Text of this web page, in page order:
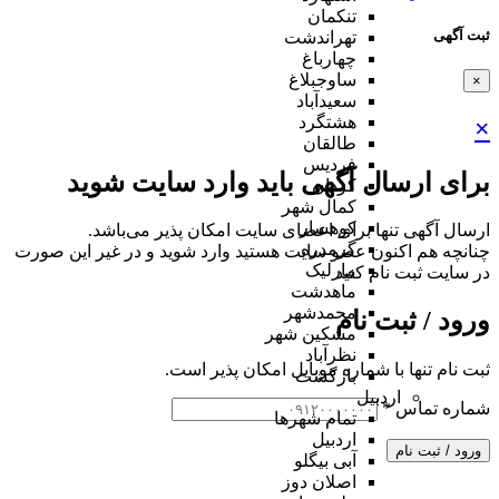
ثبت آگهی
×
×
برای ارسال آگهی باید وارد سایت شوید
ارسال آگهی تنها برای اعضای سایت امکان پذیر می‌باشد.
چنانچه هم‌ اکنون عضو سایت هستید وارد شوید و در غیر این صورت
در سایت ثبت نام کنید
ورود / ثبت نام
ثبت نام تنها با شماره موبایل امکان پذیر است.
شماره تماس*
ورود / ثبت نام
تنکمان
تهراندشت
چهارباغ
ساوجبلاغ
سعیدآباد
هشتگرد
طالقان
فردیس
کردان
کمال شهر
کوهسار
گرمدره
مارلیک
ماهدشت
محمدشهر
مشکین شهر
نظرآباد
بازگشت
اردبیل
تمام شهر‌ها
اردبیل
آبی بیگلو
اصلان دوز